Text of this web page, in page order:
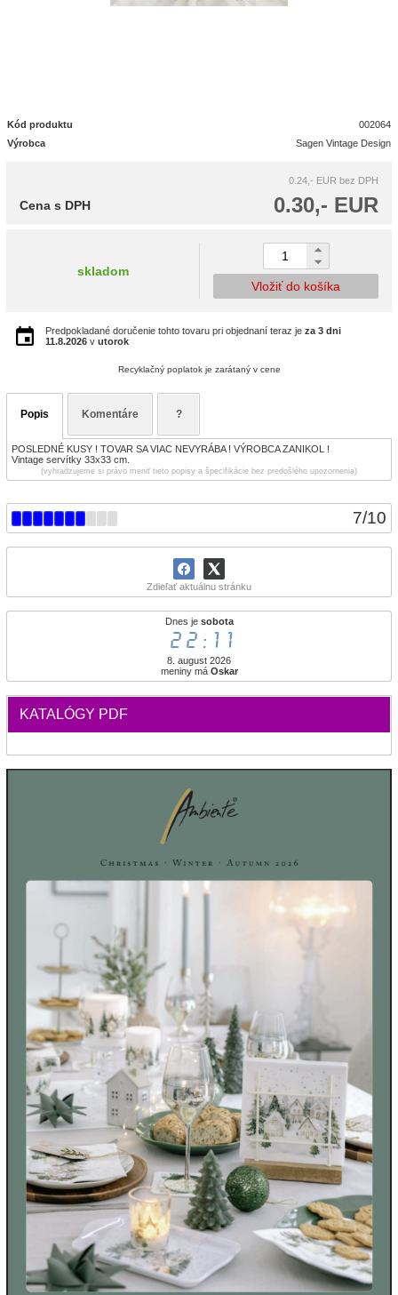
7/10
Zdieľať aktuálnu stránku
Dnes je sobota
22:11
8. august 2026
meniny má Oskar
KATALÓGY PDF
Kód produktu
002064
Výrobca
Sagen Vintage Design
0.24,- EUR bez DPH
0.30,- EUR
Cena s DPH
skladom
Vložiť do košíka
Predpokladané doručenie tohto tovaru pri objednaní teraz je za 3 dni
11.8.2026 v utorok
Recyklačný poplatok je zarátaný v cene
Popis Komentáre ?
POSLEDNÉ KUSY ! TOVAR SA VIAC NEVYRÁBA ! VÝROBCA ZANIKOL !
Vintage servítky 33x33 cm.
(vyhradzujeme si právo meniť tieto popisy a špecifikácie bez predošlého upozornenia)